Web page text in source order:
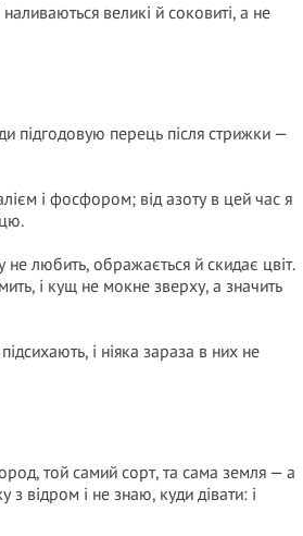
великі й соковиті, а не
підгодовую перець після стрижки —
і фосфором; від азоту в цей час я
любить, ображається й скидає цвіт.
і кущ не мокне зверху, а значить
і ніяка зараза в них не
той самий сорт, та сама земля — а
з відром і не знаю, куди дівати: і